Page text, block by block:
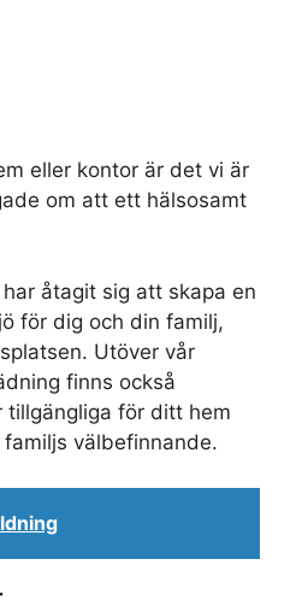
eller kontor är det vi är
om att ett hälsosamt
har åtagit sig att skapa en
för dig och din familj,
Utöver vår
finns också
för ditt hem
välbefinnande.